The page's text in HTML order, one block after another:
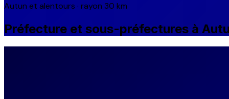
Autun et alentours · rayon 30 km
Préfecture et sous-préfectures à